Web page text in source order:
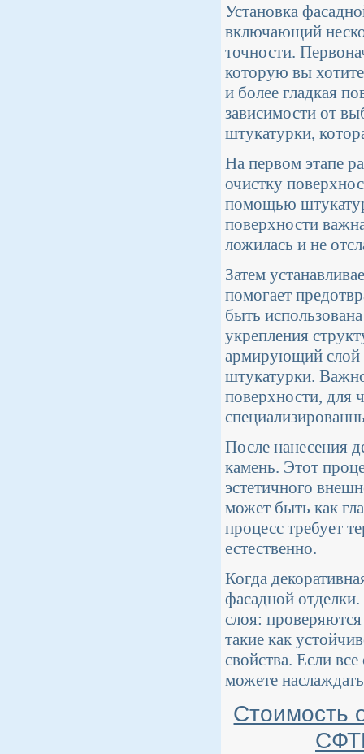
Установка
включающий
точности.
которую вы
и более гладкая
зависимости от
штукатурки,
На первом этапе
очистку
помощью
поверхности
ложилась и не
Затем
помогает
быть
укрепления
армирующий слой
штукатурки.
поверхности, для
После нанесения
камень. Этот
эстетичного
может быть как
процесс требует
естественно.
Когда
фасадной
слоя: проверяются
такие как
свойства. Если
можете
Стоимость